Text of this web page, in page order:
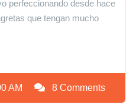
perfeccionando desde hace
que tengan mucho
AM 8 Comments